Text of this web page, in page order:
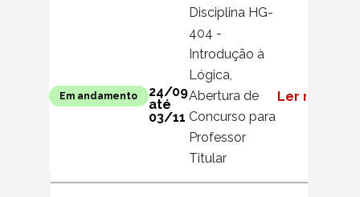
Disciplina HG-
404 -
Introdução à
Lógica,
Em andamento
24/09
até
03/11
Abertura de
Concurso para
Professor
Titular
Ler mais